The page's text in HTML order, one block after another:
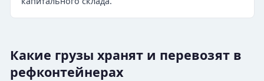
Какие грузы хранят и перевозят в
рефконтейнерах